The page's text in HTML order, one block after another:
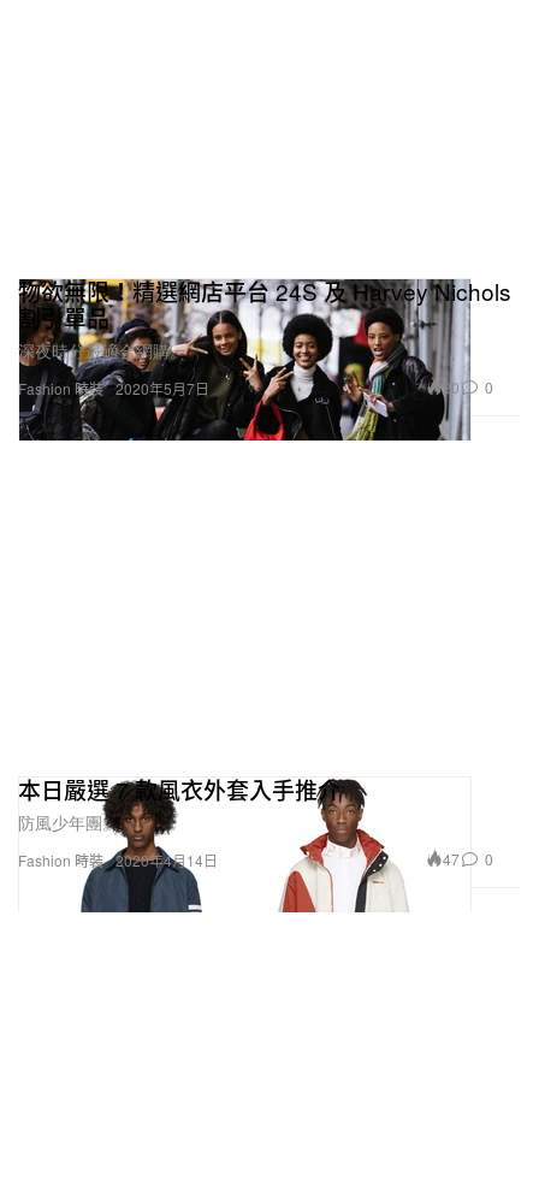
Fashion 時裝
物欲無限！精選網店平台 24S 及 Harvey Nichols
割引單品
深夜時分最適合網購。
2020年5月7日 20 0
Fashion 時裝
本日嚴選 7 款風衣外套入手推介
防風少年團。
2020年4月14日 47 0